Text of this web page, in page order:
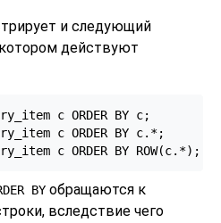
и следующий
действуют
c ORDER BY c;
c ORDER BY c.*;
c ORDER BY ROW(c.*);
BY обращаются к
вследствие чего